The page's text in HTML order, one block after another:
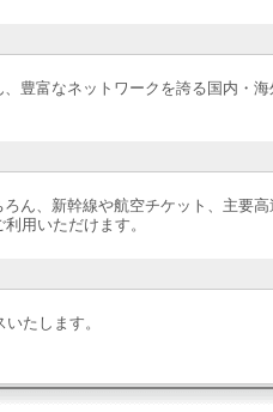
豊富なネットワークを誇る国内・
ん、新幹線や航空チケット、主要高
用いただけます。
たします。